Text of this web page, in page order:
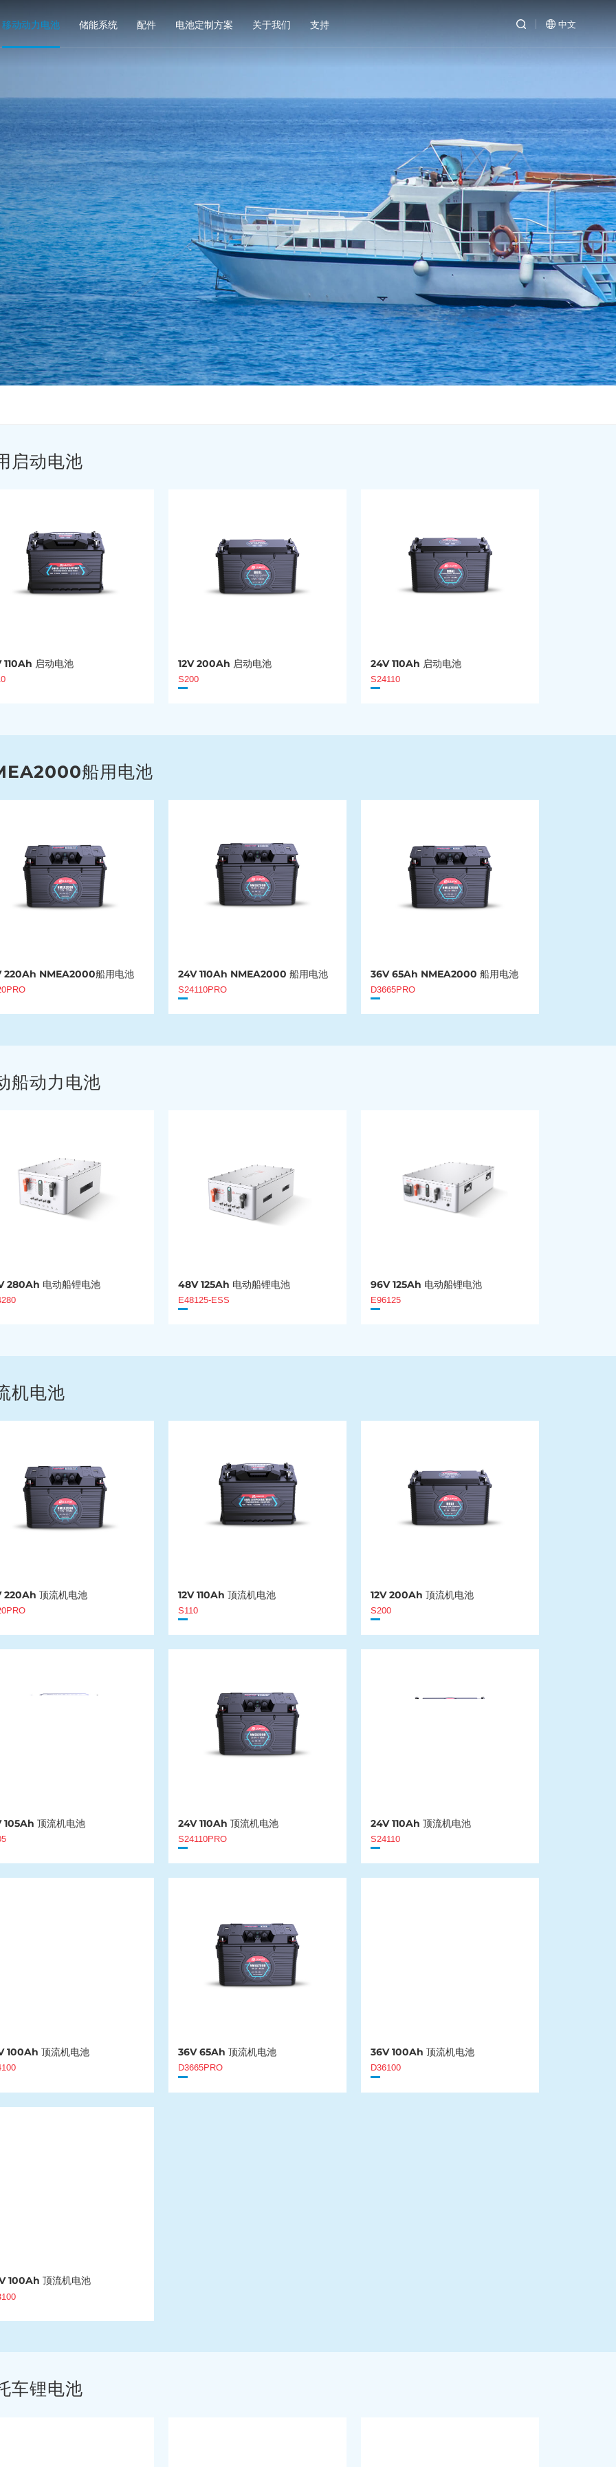
移动动力电池 储能系统 配件 电池定制方案 关于我们 支持 中文
启动电池
110Ah 启动电池 12V 200Ah 启动电池
S200
24V 110Ah 启动电池
S24110
船用电池
220Ah NMEA2000船用电池 24V 110Ah NMEA2000 船用电池
S24110PRO
36V 65Ah NMEA2000 船用电池
D3665PRO
船动力电池
280Ah 电动船锂电池 48V 125Ah 电动船锂电池
E48125-ESS
96V 125Ah 电动船锂电池
E96125
机电池
220Ah 顶流机电池 12V 110Ah 顶流机电池
S110
12V 200Ah 顶流机电池
S200
105Ah 顶流机电池 24V 110Ah 顶流机电池
S24110PRO
24V 110Ah 顶流机电池
S24110
100Ah 顶流机电池 36V 65Ah 顶流机电池
D3665PRO
36V 100Ah 顶流机电池
D36100
100Ah 顶流机电池
车锂电池